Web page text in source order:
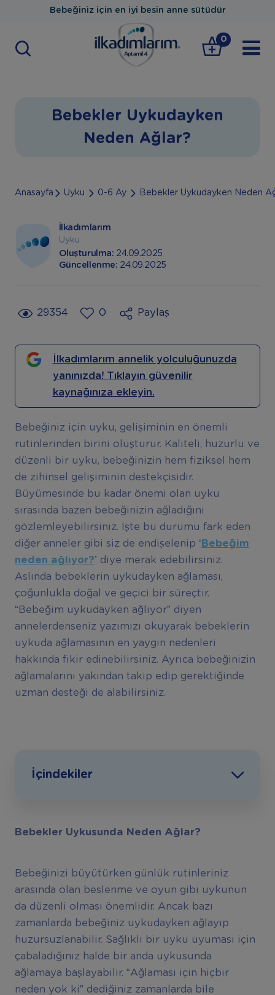
Bebeğiniz için en iyi besin anne sütüdür
0
Bebekler Uykudayken
Neden Ağlar?
Anasayfa Uyku 0-6 Ay Bebekler Uykudayken Neden
İlkadımlarım
Uyku
Oluşturulma: 24.09.2025
Güncellenme: 24.09.2025
29354 0 Paylaş
İlkadımlarım annelik yolculuğunuzda
yanınızda! Tıklayın güvenilir
kaynağınıza ekleyin.
Bebeğiniz için uyku, gelişiminin en önemli
rutinlerinden birini oluşturur. Kaliteli, huzurlu ve
düzenli bir uyku, bebeğinizin hem fiziksel hem
de zihinsel gelişiminin destekçisidir.
Büyümesinde bu kadar önemi olan uyku
sırasında bazen bebeğinizin ağladığını
gözlemleyebilirsiniz. İşte bu durumu fark eden
diğer anneler gibi siz de endişelenip ‘ Bebeğim
neden ağ ıyor?’ diye merak edebilirsiniz.
Aslında bebeklerin uykudayken ağlaması,
çoğunlukla doğal ve geçici bir süreçtir.
“Bebeğim uykudayken ağlıyor” diyen
annelerdenseniz yazımızı okuyarak bebeklerin
uykuda ağlamasının en yaygın nedenleri
hakkında fikir edinebilirsiniz. Ayrıca bebeğinizin
ağlamalarını yakından takip edip gerektiğinde
uzman desteği de alabilirsiniz.
İçindekiler
Bebekler Uykusunda Neden Ağ lar?
Bebeğinizi büyütürken günlük rutinleriniz
arasında olan beslenme ve oyun gibi uykunun
da düzenli olması önemlidir. Ancak bazı
zamanlarda bebeğiniz uykudayken ağlayıp
huzursuzlanabilir. Sağlıklı bir uyku uyuması için
çabaladığınız halde bir anda uykusunda
ağlamaya başlayabilir. “Ağlaması için hiçbir
neden yok ki” dediğiniz zamanlarda bile